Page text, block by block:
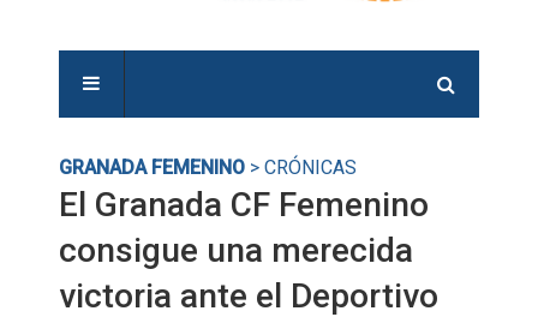
GRANADA FEMENINO > CRÓNICAS
El Granada CF Femenino
consigue una merecida
victoria ante el Deportivo